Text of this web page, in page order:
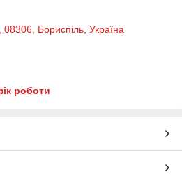
08306, Бориспіль, Україна
роботи